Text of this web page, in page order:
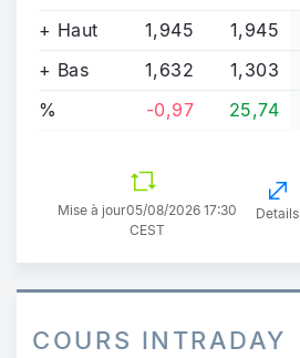
+ Haut 1,945 1,945
+ Bas
1,632 1,303
%
-0,97 25,74
Mise à jour05/08/2026 17:30
CEST
Details
COURS INTRADAY